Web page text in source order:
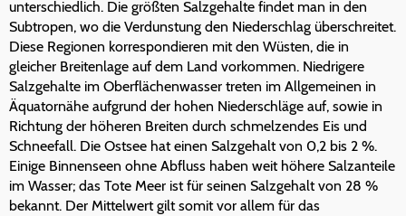
unterschiedlich. Die größten Salzgehalte findet man in den
Subtropen, wo die Verdunstung den Niederschlag überschreitet.
Diese Regionen korrespondieren mit den Wüsten, die in
gleicher Breitenlage auf dem Land vorkommen. Niedrigere
Salzgehalte im Oberflächenwasser treten im Allgemeinen in
Äquatornähe aufgrund der hohen Niederschläge auf, sowie in
Richtung der höheren Breiten durch schmelzendes Eis und
Schneefall. Die Ostsee hat einen Salzgehalt von 0,2 bis 2 %.
Einige Binnenseen ohne Abfluss haben weit höhere Salzanteile
im Wasser; das Tote Meer ist für seinen Salzgehalt von 28 %
bekannt. Der Mittelwert gilt somit vor allem für das